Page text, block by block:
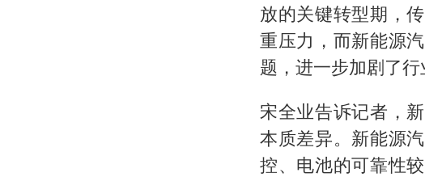
放的关键转型期，
重压力，而新能源
题，进一步加剧了行
宋全业告诉记者，
本质差异。新能源
控、电池的可靠性